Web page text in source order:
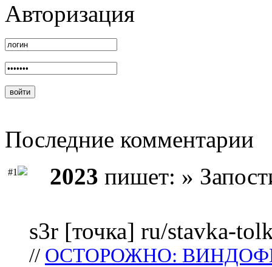
Авторизация
Последние комментарии
#1 2023 пишет: »
s3r [точка] ru/stavka-
// ОСТОРОЖНО: